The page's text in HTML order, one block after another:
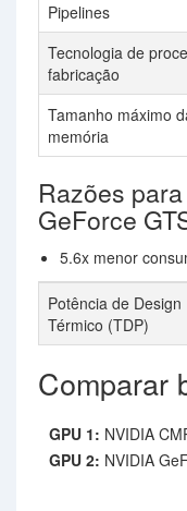
Pipelines
Tecnologia de
fabricação
Tamanho máximo
memória
Razões
GeForce
5.6x menor
Potência de Design
Térmico (TDP)
Comparar
GPU 1: NVIDIA
GPU 2: NVIDIA